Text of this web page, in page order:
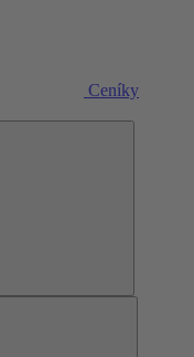
Ceníky